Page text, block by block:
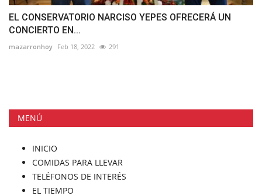
EL CONSERVATORIO NARCISO YEPES OFRECERÁ UN
CONCIERTO EN...
mazarronhoy Feb 18, 2022 291
MENÚ
INICIO
COMIDAS PARA LLEVAR
TELÉFONOS DE INTERÉS
EL TIEMPO